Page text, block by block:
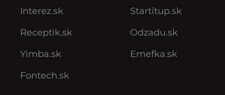
Interez.sk
Receptik.sk
Yimba.sk
Fontech.sk
Startitup.sk
Odzadu.sk
Emefka.sk